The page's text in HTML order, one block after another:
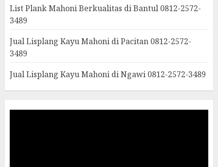
List Plank Mahoni Berkualitas di Bantul 0812-2572-
3489
Jual Lisplang Kayu Mahoni di Pacitan 0812-2572-
3489
Jual Lisplang Kayu Mahoni di Ngawi 0812-2572-3489